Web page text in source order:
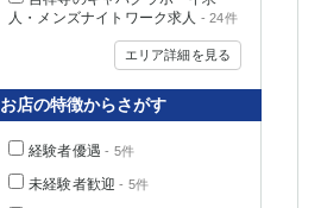
人・メンズナイトワーク求人 - 24件
エリア詳細を見る
お店の特徴からさがす
経験者優遇 - 5件
未経験者歓迎 - 5件